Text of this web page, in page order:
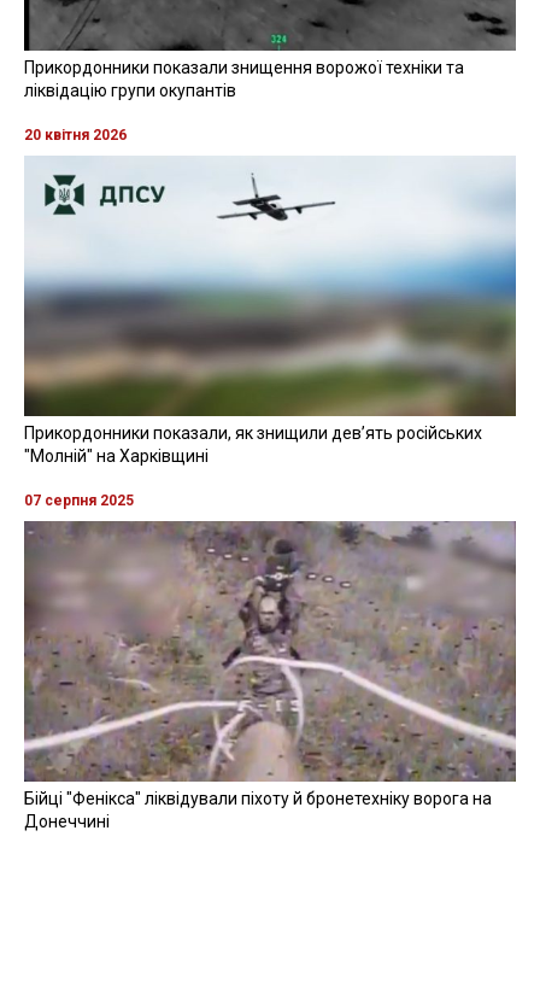
Прикордонники показали знищення ворожої техніки та
ліквідацію групи окупантів
20 квітня 2026
Прикордонники показали, як знищили девʼять російських
"Молній" на Харківщині
07 серпня 2025
Бійці "Фенікса" ліквідували піхоту й бронетехніку ворога на
Донеччині